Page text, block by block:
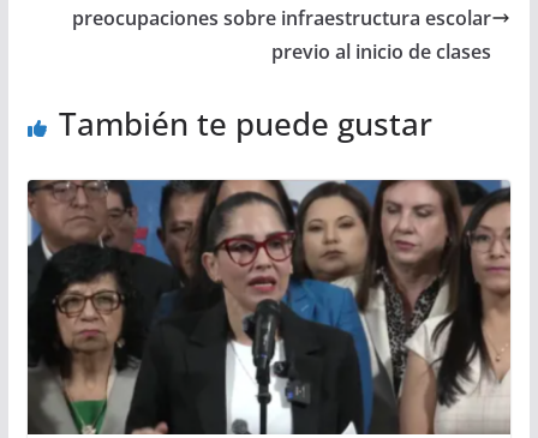
preocupaciones sobre infraestructura escolar
previo al inicio de clases
También te puede gustar